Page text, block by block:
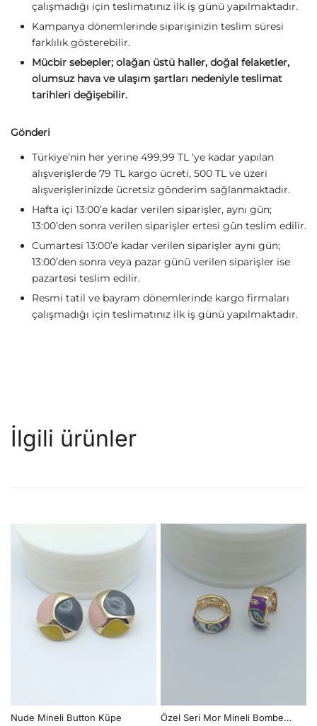
çalışmadığı için teslimatınız ilk iş günü yapılmaktadır.
Kampanya dönemlerinde siparişinizin teslim süresi
farklılık gösterebilir.
Mücbir sebepler; olağan üstü haller, doğal felaketler,
olumsuz hava ve ulaşım şartları nedeniyle teslimat
tarihleri değişebilir.
Gönderi
Türkiye’nin her yerine 499,99 TL ‘ye kadar yapılan
alışverişlerde 79 TL kargo ücreti, 500 TL ve üzeri
alışverişlerinizde ücretsiz gönderim sağlanmaktadır.
Hafta içi 13:00’e kadar verilen siparişler, aynı gün;
13:00’den sonra verilen siparişler ertesi gün teslim edilir.
Cumartesi 13:00’e kadar verilen siparişler aynı gün;
13:00’den sonra veya pazar günü verilen siparişler ise
pazartesi teslim edilir.
Resmi tatil ve bayram dönemlerinde kargo firmaları
çalışmadığı için teslimatınız ilk iş günü yapılmaktadır.
İlgili ürünler
Nude Mineli Button Küpe
Özel Seri Mor Mineli Bombe